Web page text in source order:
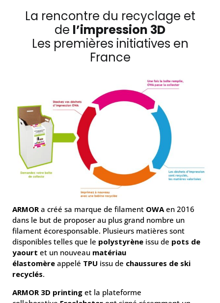
La rencontre du recyclage et
de l’impression 3D
Les premières initiatives en
France
ARMOR a créé sa marque de filament OWA en 2016
dans le but de proposer au plus grand nombre un
filament écoresponsable. Plusieurs matières sont
disponibles telles que le polystyrène issu de pots de
yaourt et un nouveau matériau
élastomère appelé TPU issu de chaussures de ski
recyclés.
ARMOR 3D printing et la plateforme